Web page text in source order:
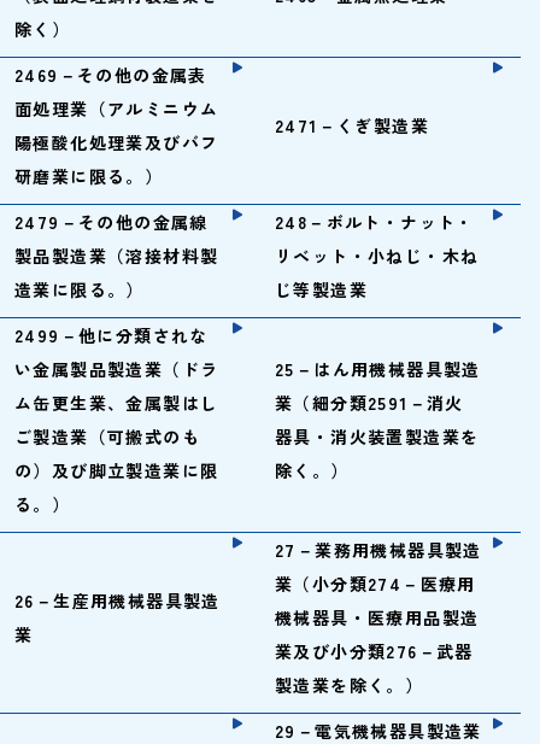
除く）
2469－その他の金属表
面処理業（アルミニウム
陽極酸化処理業及びバフ
研磨業に限る。）
2471－くぎ製造業
2479－その他の金属線
製品製造業（溶接材料製
造業に限る。）
248－ボルト・ナット・
リベット・小ねじ・木ね
じ等製造業
2499－他に分類されな
い金属製品製造業（ドラ
ム缶更生業、金属製はし
ご製造業（可搬式のも
の）及び脚立製造業に限
る。）
25－はん用機械器具製造
業（細分類2591－消火
器具・消火装置製造業を
除く。）
26－生産用機械器具製造
業
27－業務用機械器具製造
業（小分類274－医療用
機械器具・医療用品製造
業及び小分類276－武器
製造業を除く。）
29－電気機械器具製造業